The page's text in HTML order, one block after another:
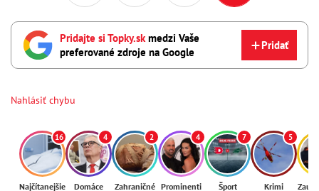
Pridajte si Topky.sk medzi Vaše
preferované zdroje na Google
Pridať
Nahlásiť chybu
16
Najčítanejšie
4
Domáce
2
Zahraničné
4
Prominenti
7
Šport
5
Krimi